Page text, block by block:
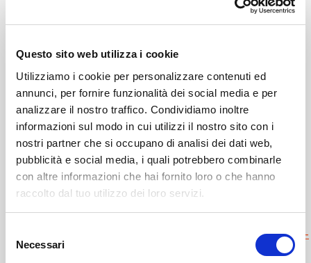
Questo sito web utilizza i cookie
Utilizziamo i cookie per personalizzare contenuti ed
annunci, per fornire funzionalità dei social media e per
analizzare il nostro traffico. Condividiamo inoltre
informazioni sul modo in cui utilizzi il nostro sito con i
nostri partner che si occupano di analisi dei dati web,
pubblicità e social media, i quali potrebbero combinarle
con altre informazioni che hai fornito loro o che hanno
raccolto dal tuo utilizzo dei loro servizi.
delNecessari
Leggi il necrologio qui:
https://www.onoranzefunebrisof.it/memorials/giovanna-
soggiu-in-migliaccio/